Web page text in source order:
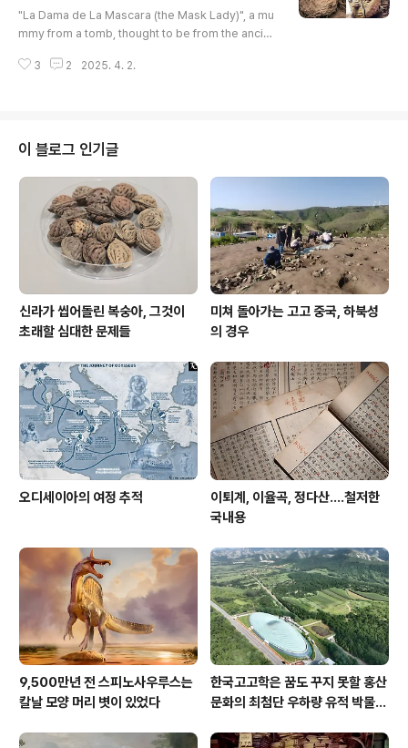
모체 문화 미라 Moche mummy를 가르킨다. 이 미라는
Augusto N. Wiese 재단 재정 지원을 ..
"La Dama de La Mascara (the Mask Lady)", a mu
mmy from a tomb, thought to be from the ancien
년 전 페루 와카 푸클라나 Huaca Pucllana 유적에서 일
vE4Q 여성 미라 외에도 무덤에는 다른 두 성인과 한 아이
유해가 있었다.수도 리마의 와카 푸클라나에서 발견된 최
초의 온전한 와리 매장지였으며, 연구자들은 그것이 서기
700년 무렵에 만들어졌다고 ..
3 2 2025. 4. 2.
이 블로그 인기글
신라가 씹어돌린 복숭아, 그것이
초래할 심대한 문제들
미쳐 돌아가는 고고 중국, 하북성
의 경우
오디세이아의 여정 추적
이퇴계, 이율곡, 정다산....철저한
국내용
9,500만년 전 스피노사우루스는
칼날 모양 머리 볏이 있었다
한국고고학은 꿈도 꾸지 못할 홍산
문화의 최첨단 우하량 유적 박물관